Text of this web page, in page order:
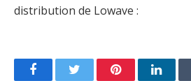
distribution de Lowave :